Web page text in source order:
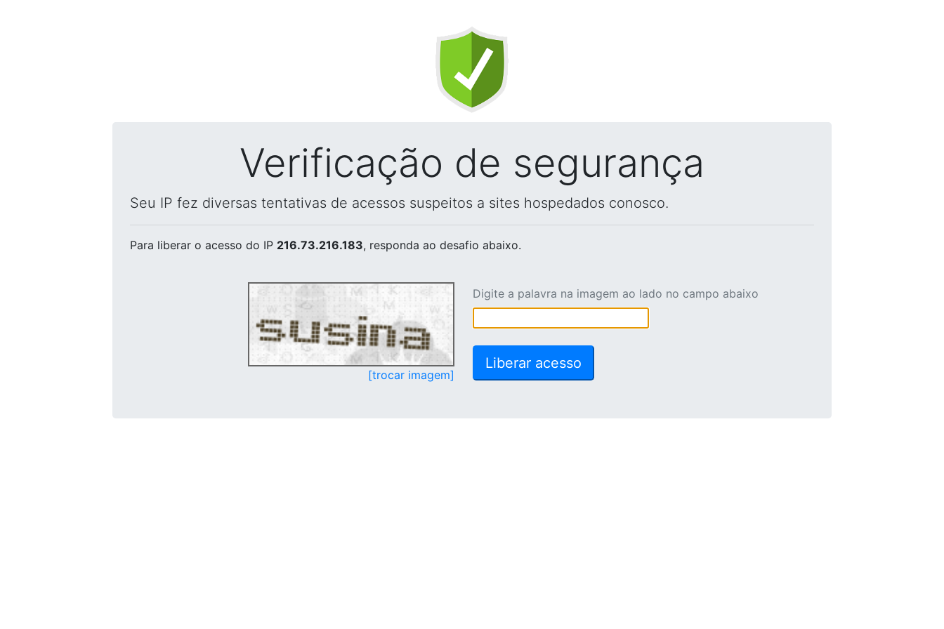
Verificação de segurança
Seu IP fez diversas tentativas de acessos suspeitos a sites hospedados conosco.
Para liberar o acesso do IP 216.73.216.183, responda ao desafio abaixo.
[trocar imagem]
Digite a palavra na imagem ao lado no campo abaixo